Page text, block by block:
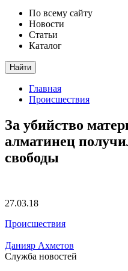
По всему сайту
Новости
Статьи
Каталог
Найти
Главная
Происшествия
За убийство
алматинец
свободы
27.03.18
Происшествия
Данияр Ахметов
Служба новостей